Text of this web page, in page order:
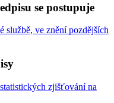
se postupuje
službě, ve znění pozdějších
zjišťování na